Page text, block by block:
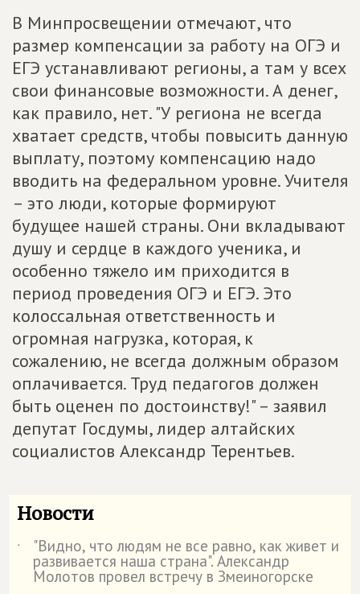
В Минпросвещении отмечают, что
размер компенсации за работу на ОГЭ и
ЕГЭ устанавливают регионы, а там у всех
свои финансовые возможности. А денег,
как правило, нет. "У региона не всегда
хватает средств, чтобы повысить данную
выплату, поэтому компенсацию надо
вводить на федеральном уровне. Учителя
– это люди, которые формируют
будущее нашей страны. Они вкладывают
душу и сердце в каждого ученика, и
особенно тяжело им приходится в
период проведения ОГЭ и ЕГЭ. Это
колоссальная ответственность и
огромная нагрузка, которая, к
сожалению, не всегда должным образом
оплачивается. Труд педагогов должен
быть оценен по достоинству!" – заявил
депутат Госдумы, лидер алтайских
социалистов Александр Терентьев.
Новости
˙ "Видно, что людям не все равно, как живет и
развивается наша страна". Александр
Молотов провел встречу в Змеиногорске